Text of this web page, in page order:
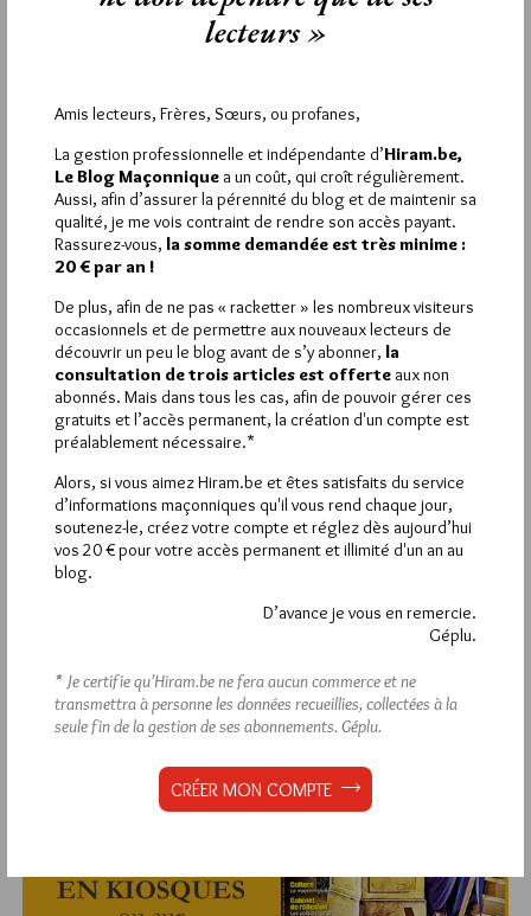
Si vous souhaitez rédiger des
commentaires, vous devez :
VOUS INSCRIRE
Déjà inscrit(e) ?Connectez-vous
Hier vendredi 7 août 2026, Hiram.be a reçu1 864
visiteset3 133 pagesont été lues (Source :
Pirsch.io)
Plus d’informations
Quels sont les articles les plus lus du blog ?
lecteurs »
Amis lecteurs, Frères, Sœurs, ou profanes,
La gestion professionnelle et indépendante d’Hiram.be,
Le Blog Maçonnique a un coût, qui croît régulièrement.
Aussi, afin d’assurer la pérennité du blog et de maintenir sa
qualité, je me vois contraint de rendre son accès payant.
Rassurez-vous, la somme demandée est très minime :
20 € par an !
De plus, afin de ne pas « racketter » les nombreux visiteurs
occasionnels et de permettre aux nouveaux lecteurs de
découvrir un peu le blog avant de s’y abonner, la
consultation de trois articles est offerte aux non
abonnés. Mais dans tous les cas, afin de pouvoir gérer ces
gratuits et l’accès permanent, la création d'un compte est
préalablement nécessaire.*
Alors, si vous aimez Hiram.be et êtes satisfaits du service
d’informations maçonniques qu'il vous rend chaque jour,
soutenez-le, créez votre compte et réglez dès aujourd’hui
vos 20 € pour votre accès permanent et illimité d'un an au
blog.
D’avance je vous en remercie.
Géplu.
* Je certifie qu’Hiram.be ne fera aucun commerce et ne
transmettra à personne les données recueillies, collectées à la
seule fin de la gestion de ses abonnements. Géplu.
CRÉER MON COMPTE